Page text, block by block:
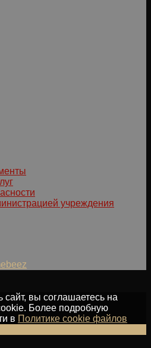
учреждения
вы соглашаетесь на
Более подробную
в Политике cookie файлов